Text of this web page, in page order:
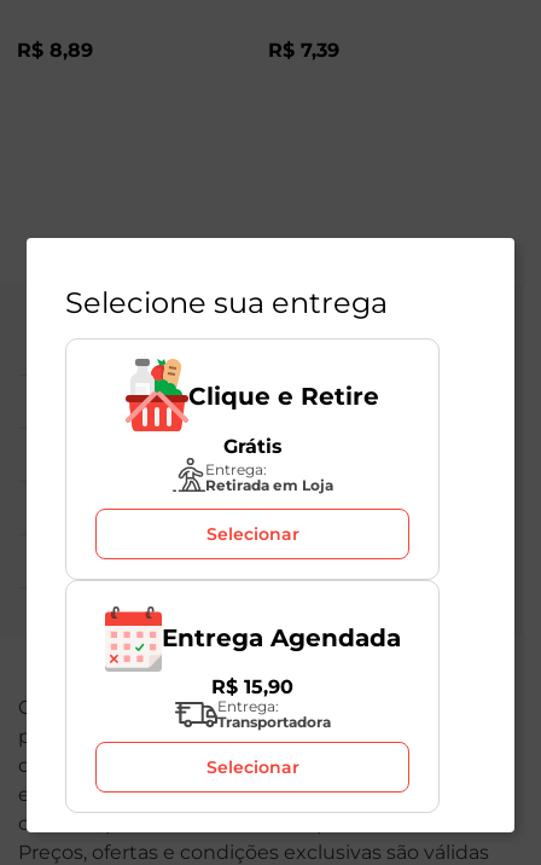
R$ 8,89 R$ 7,39
Central de Atendimento
Institucional
Políticas Mambo
Atedimento ao Consumidor
Nossas Redes
O valor total de sua compra poderá ser alterado
por conta dos produtos de peso variável. Em caso
de indisponibilidade, o produto não será entregue
e, por isso, o valor correspondente não será
cobrado, podendo ser alterado para menos.
Preços, ofertas e condições exclusivas são válidas
Selecione sua entrega
Clique e Retire
Grátis
Entrega:
Retirada em Loja
Selecionar
Entrega Agendada
R$ 15,90
Entrega:
Transportadora
Selecionar